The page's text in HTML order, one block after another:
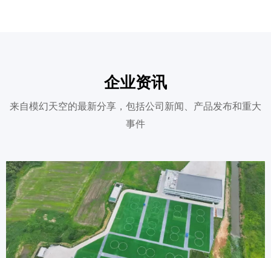
企业资讯
来自模幻天空的最新分享，包括公司新闻、产品发布和重大
事件